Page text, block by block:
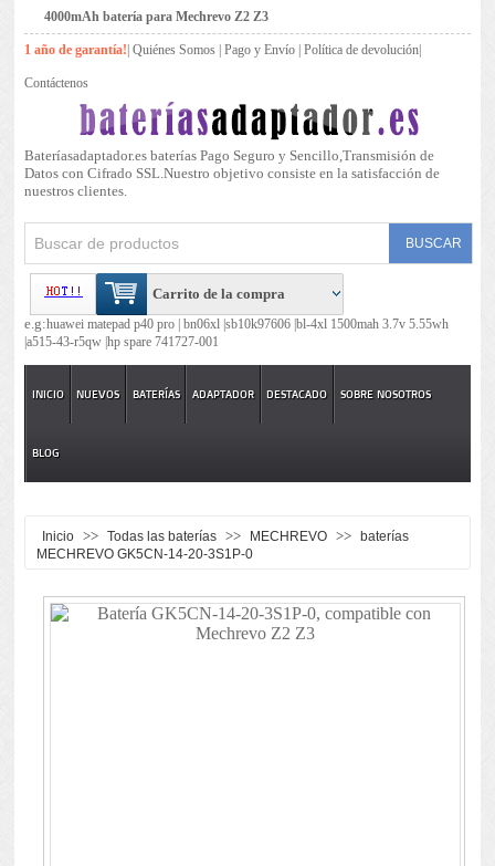
4000mAh batería para Mechrevo Z2 Z3
1 año de garantía! |Quiénes Somos |Pago y Envío |Política de devolución
Contáctenos
Bateríasadaptador.es baterías Pago Seguro y Sencillo,Transmisión de
Datos con Cifrado SSL.Nuestro objetivo consiste en la satisfacción de
nuestros clientes.
Carrito de la compra
e.g:huawei matepad p40 pro |bn06xl |sb10k97606 |bl-4xl 1500mah 3.7v 5.55wh
|a515-43-r5qw |hp spare 741727-001
INICIO NUEVOS BATERÍAS ADAPTADOR DESTACADO SOBRE NOSOTROS
BLOG
Inicio >> Todas las baterías >> MECHREVO >>
baterías
MECHREVO GK5CN-14-20-3S1P-0